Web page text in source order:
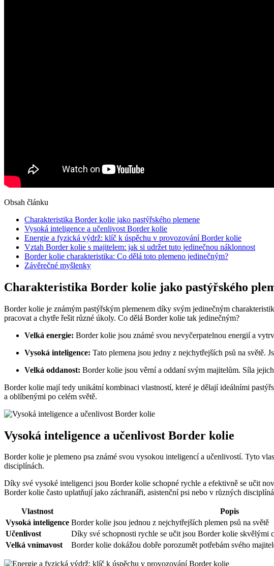
Obsah článku
Charakteristika Border kolie jako pastýřského plemene
Vysoká inteligence a učenlivost Border kolie
Energie a fyzická výdrž: klíč k úspěchu v provozování Border kolie
Vztah Border kolie s majitelem: jak si udržet tuto jedinečnou náklonnost
Border kolie charakteristika: Co dělá toto plemeno jedinečným?
Závěrečné myšlenky
Charakteristika Border kolie jako pastýřského
Border kolie je známým pastýřským plemenem díky svým jedinečným
pracovat a chytře řešit různé úkoly. Co dělá Border kolie tak jedinečným?
Velká energie: Border kolie jsou známé svou nevyčerpatelnou energií a
Vysoká inteligence: Tato plemena jsou jedny z nejchytřejších psů na světě.
Velká oddanost: Border kolie jsou věrní a oddaní svým majitelům. Síla
Border kolie mají tedy unikátní kombinaci vlastností, které je dělají ideálními
a oblíbenými po celém světě.
Vysoká inteligence a učenlivost Border kolie
Border kolie je plemeno psa známé svou vysokou inteligencí a učenlivostí. Tyto
disciplínách.
Díky své vysoké inteligenci jsou Border kolie schopné rychle a efektivně se učit
Border kolie často uplatňují jako záchranáři, asistenční psi nebo v různých
Vlastnost
Popis
Vysoká inteligence Border kolie jsou jednou z nejchytřejších plemen psů na světě
Učenlivost
Díky své schopnosti rychle se učit jsou Border kolie skvělými
Velká vnímavost
Border kolie dokážou dobře porozumět potřebám svého